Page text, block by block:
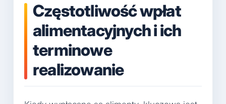
Częstotliwość wpłat
alimentacyjnych i ich
terminowe
realizowanie